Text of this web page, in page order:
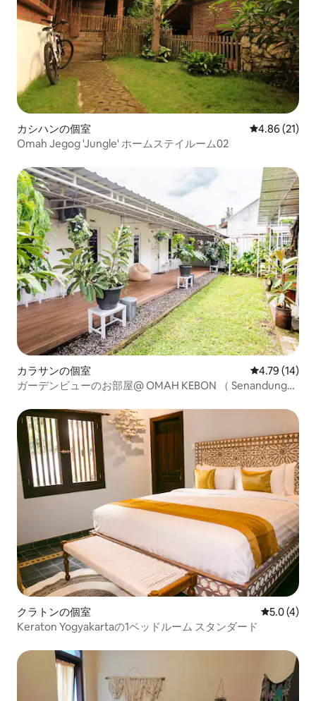
カシハンの個室 レビュー21
4.86 (21)
Omah Jegog 'Jungle' ホームステイルーム02
カラサンの個室 レビュー14
4.79 (14)
ガーデンビューのお部屋@ OMAH KEBON （ Senandung
クラトンの個室 レビュー4
5.0 (4)
Keraton Yogyakartaの1ベッドルーム スタンダード